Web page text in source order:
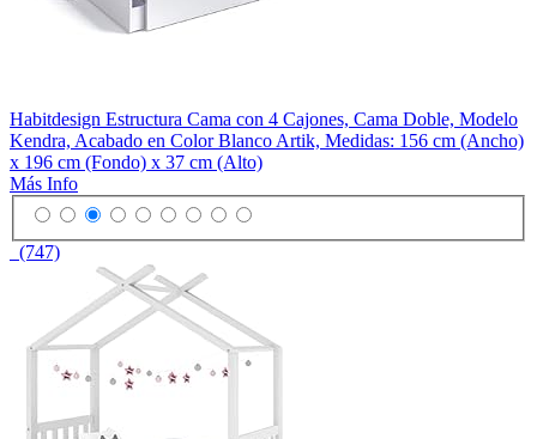
Habitdesign Estructura Cama con 4 Cajones, Cama Doble, Modelo
Kendra, Acabado en Color Blanco Artik, Medidas: 156 cm (Ancho)
x 196 cm (Fondo) x 37 cm (Alto)
Más Info
(747)